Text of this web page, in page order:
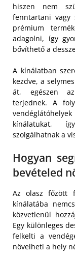
hiszen nem
fenntartani vagy
prémium
adagolni, így
bővíthető a
A kínálatban
kezdve, a
át, egészen az
terjednek. A
kínálatukat,
szolgálhatnak a
Hogyan
bevételed
Az olasz főzött
kínálatába
közvetlenül
Egy különleges
felkelti a
növelheti a hely